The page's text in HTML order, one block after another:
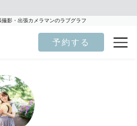
影・出張カメラマンのラブグラフ
予約する